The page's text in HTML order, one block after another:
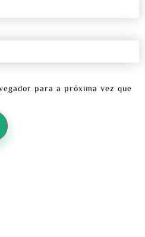
para a próxima vez que